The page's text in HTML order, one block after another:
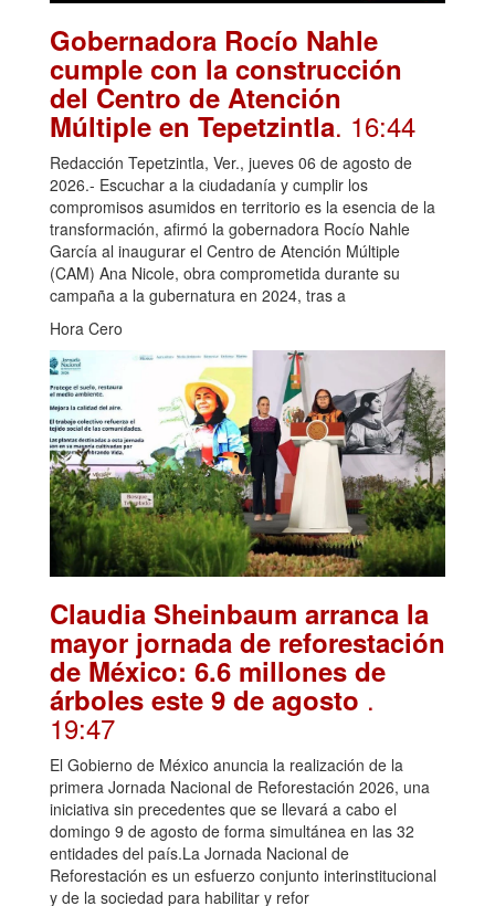
Gobernadora Rocío Nahle
cumple con la construcción
del Centro de Atención
Múltiple en Tepetzintla. 16:44
Redacción Tepetzintla, Ver., jueves 06 de agosto de
2026.- Escuchar a la ciudadanía y cumplir los
compromisos asumidos en territorio es la esencia de la
transformación, afirmó la gobernadora Rocío Nahle
García al inaugurar el Centro de Atención Múltiple
(CAM) Ana Nicole, obra comprometida durante su
campaña a la gubernatura en 2024, tras a
Hora Cero
Claudia Sheinbaum arranca la
mayor jornada de reforestación
de México: 6.6 millones de
árboles este 9 de agosto .
19:47
El Gobierno de México anuncia la realización de la
primera Jornada Nacional de Reforestación 2026, una
iniciativa sin precedentes que se llevará a cabo el
domingo 9 de agosto de forma simultánea en las 32
entidades del país.La Jornada Nacional de
Reforestación es un esfuerzo conjunto interinstitucional
y de la sociedad para habilitar y refor